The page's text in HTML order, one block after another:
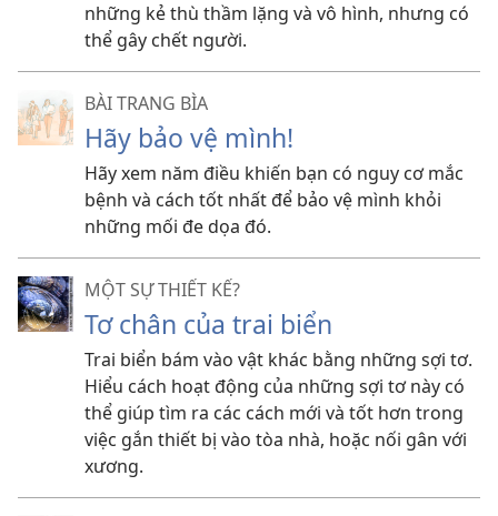
những kẻ thù thầm lặng và vô hình, nhưng có
thể gây chết người.
BÀI TRANG BÌA
Hãy bảo vệ mình!
Hãy xem năm điều khiến bạn có nguy cơ mắc
bệnh và cách tốt nhất để bảo vệ mình khỏi
những mối đe dọa đó.
MỘT SỰ THIẾT KẾ?
Tơ chân của trai biển
Trai biển bám vào vật khác bằng những sợi tơ.
Hiểu cách hoạt động của những sợi tơ này có
thể giúp tìm ra các cách mới và tốt hơn trong
việc gắn thiết bị vào tòa nhà, hoặc nối gân với
xương.